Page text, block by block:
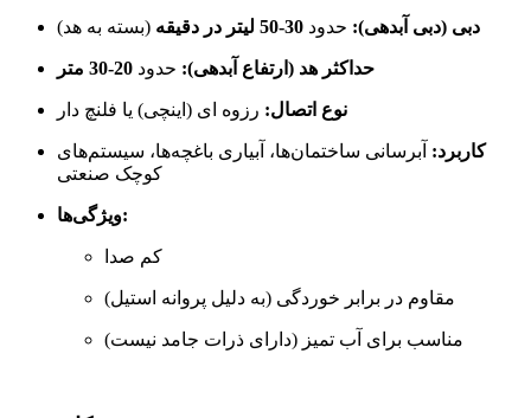
دبی (دبی آبدهی): حدود 30-50 لیتر در دقیقه (بسته به هد)
حداکثر هد (ارتفاع آبدهی): حدود 20-30 متر
نوع اتصال: رزوه ای (اینچی) یا فلنچ دار
کاربرد: آبرسانی ساختمان‌ها، آبیاری باغچه‌ها، سیستم‌های
کوچک صنعتی
ویژگی‌ها:
کم صدا
مقاوم در برابر خوردگی (به دلیل پروانه استیل)
مناسب برای آب تمیز (دارای ذرات جامد نیست)